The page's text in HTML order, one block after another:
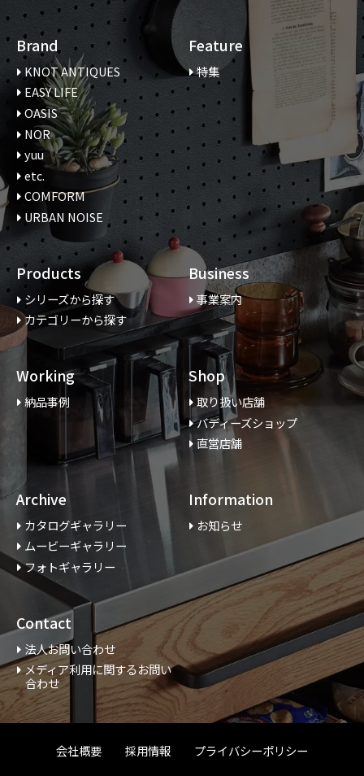
Brand
KNOT ANTIQUES
EASY LIFE
OASIS
NOR
yuu
etc.
COMFORM
URBAN NOISE
Feature
特集
Products
シリーズから探す
カテゴリーから探す
Business
事業案内
Working
納品事例
Shop
取り扱い店舗
バディーズショップ
直営店舗
Archive
カタログギャラリー
ムービーギャラリー
フォトギャラリー
Information
お知らせ
Contact
法人お問い合わせ
メディア利用に関するお問い
合わせ
会社概要 採用情報 プライバシーポリシー